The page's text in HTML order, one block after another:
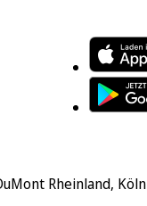
Rheinland, Köln